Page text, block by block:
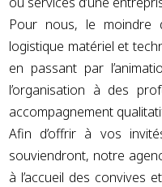
Pour nous, le moindre
logistique matériel et
en passant par
l’organisation à des
accompagnement
Afin d’offrir à vos
souviendront, notre
à l’accueil des convives